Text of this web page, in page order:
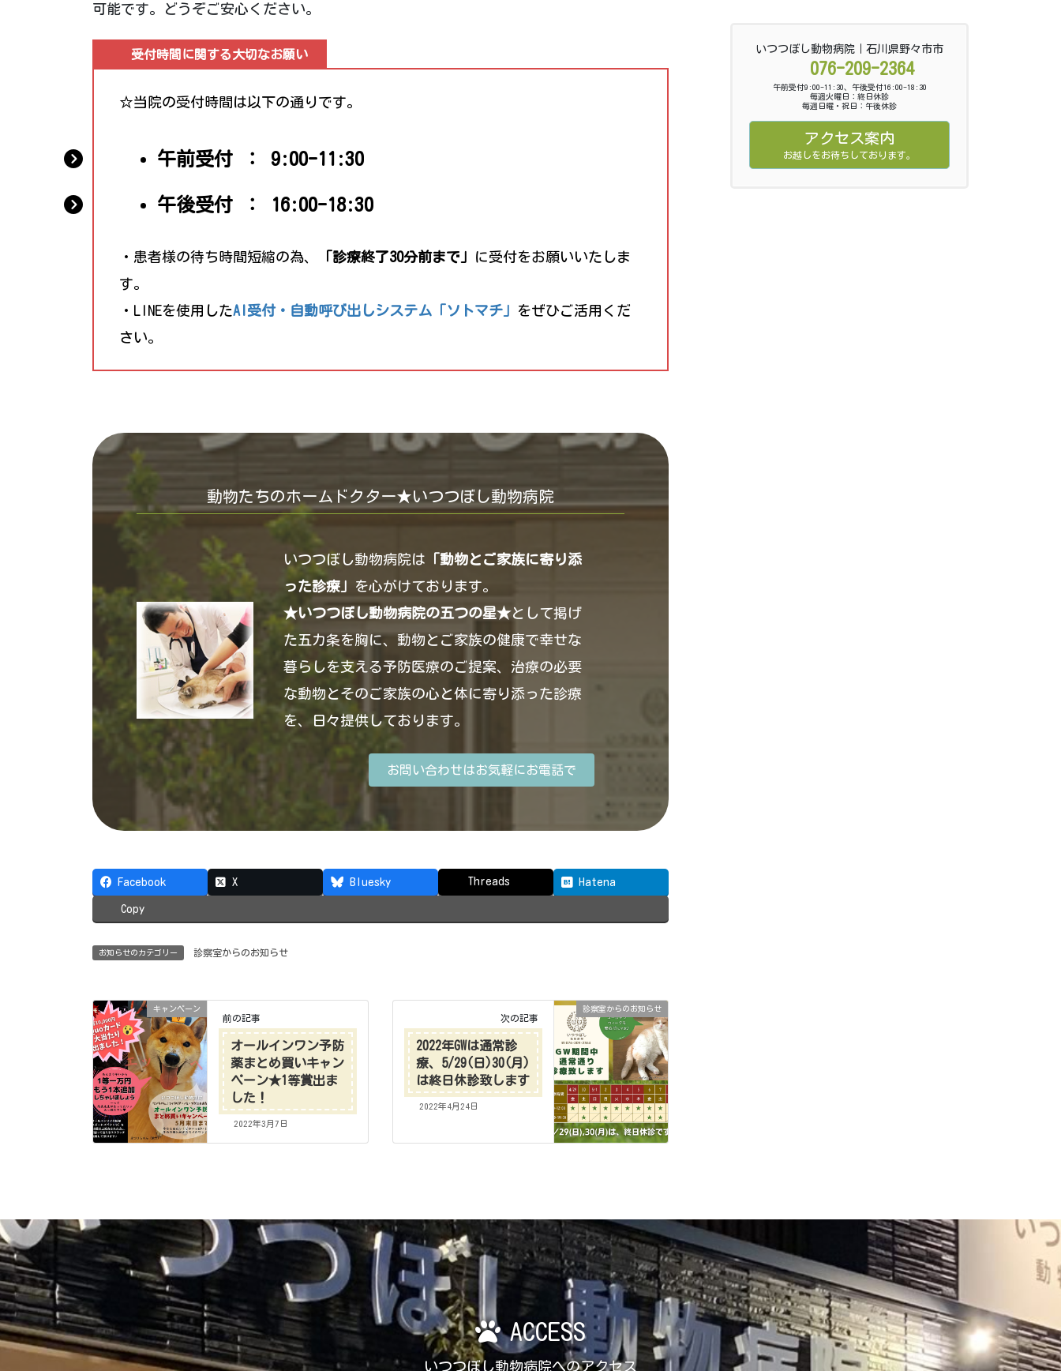
可能です。どうぞご安心ください。
受付時間に関する大切なお願い
☆当院の受付時間は以下の通りです。
午前受付 ： 9:00-11:30
午後受付 ： 16:00-18:30
・患者様の待ち時間短縮の為、 「診療終了30分前まで」
に受付をお願いいたしま
す。
・LINEを使用したAI受付・自動呼び出しシステム「ソトマチ」
をぜひご活用くだ
さい。
動物たちのホームドクター★いつつぼし動物病院
いつつぼし動物病院は 「動物とご家族に寄り添
った診療」
を心がけております。
★いつつぼし動物病院の五つの星★として掲げ
た五カ条を胸に、動物とご家族の健康で幸せな
暮らしを支える予防医療のご提案、治療の必要
な動物とそのご家族の心と体に寄り添った診療
を、日々提供しております。
お問い合わせはお気軽にお電話で
Facebook X Bluesky Threads Hatena
Copy
お知らせのカテゴリー 診察室からのお知らせ
キャンペーン
前の記事
オールインワン予防
薬まとめ買いキャン
ペーン★1等賞出ま
した！
2022年3月7日
診察室からのお知らせ
次の記事
2022年GWは通常診
療、5/29(日)30(月)
は終日休診致します
2022年4月24日
いつつぼし動物病院｜石川県野々市市
076-209-2364
午前受付9:00-11:30、午後受付16:00-18:30
毎週火曜日：終日休診
毎週日曜・祝日：午後休診
アクセス案内
お越しをお待ちしております。
ACCESS
いつつぼし動物病院へのアクセス